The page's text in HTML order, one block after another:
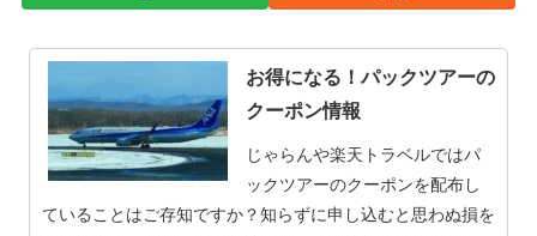
お得になる！パックツアーの
クーポン情報
じゃらんや楽天トラベルではパ
ックツアーのクーポンを配布し
ていることはご存知ですか？知らずに申し込むと思わぬ損を